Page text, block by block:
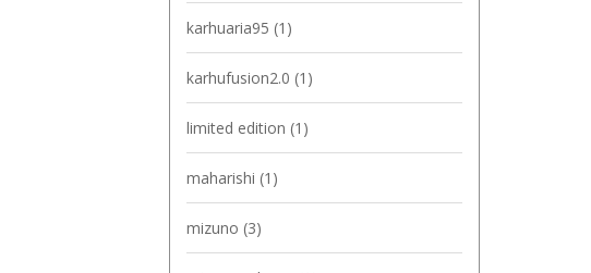
karhuaria95 (1)
karhufusion2.0 (1)
limited edition (1)
maharishi (1)
mizuno (3)